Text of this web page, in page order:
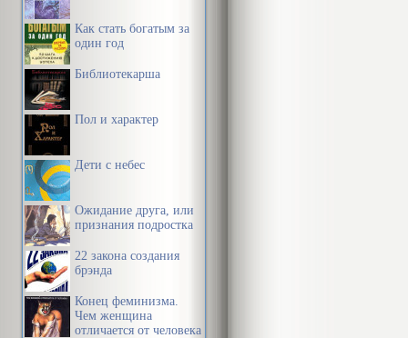
Как стать богатым за
один год
Библиотекарша
Пол и характер
Дети с небес
Ожидание друга, или
признания подростка
22 закона создания
брэнда
Конец феминизма.
Чем женщина
отличается от человека